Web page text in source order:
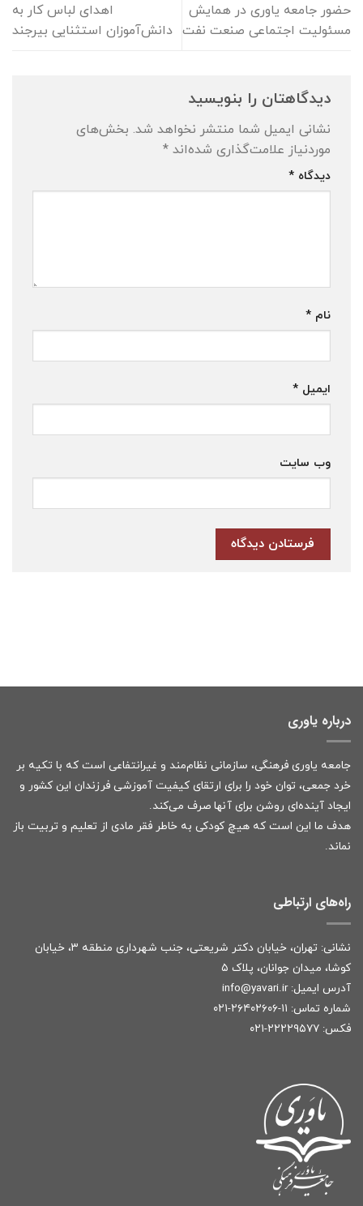
حضور جامعه یاوری در همایش
مسئولیت اجتماعی صنعت نفت
اهدای لباس کار به
دانش‌آموزان استثنایی بیرجند
دیدگاهتان را بنویسید
نشانی ایمیل شما منتشر نخواهد شد. بخش‌های
موردنیاز علامت‌گذاری شده‌اند *
دیدگاه *
نام *
ایمیل *
وب‌ سایت
درباره یاوری
جامعه یاوری فرهنگی، سازمانی نظام‌مند و غیرانتفاعی است که با تکیه بر
خرد جمعی، توان خود را برای ارتقای کیفیت آموزشی فرزندان این کشور و
ایجاد آینده‌ای روشن برای آنها صرف می‌کند.
هدف ما این است که هیچ کودکی به خاطر فقر مادی از تعلیم و تربیت باز
نماند.
راه‌های ارتباطی
نشانی: تهران، خیابان دکتر شریعتی، جنب شهرداری منطقه ۳، خیابان
کوشا، میدان جوانان، پلاک ۵
آدرس ایمیل: info@yavari.ir
شماره تماس: ۱۱-۲۶۴۰۲۶۰۶-۰۲۱
فکس: ۲۲۲۲۹۵۷۷-۰۲۱